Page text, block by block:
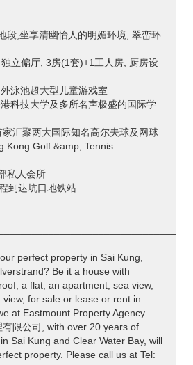
段,坐享清幽怡人的明媚环境, 翠峦环
立偏厅, 3房(1套)+1工人房, 厨房设
泳池超大型儿童游戏室
科技大学及多所名声极盛的国际学
汇聚两大国际知名高尔夫球及网球
Kong Golf &amp; Tennis
私人会所
到达坑口地铁站
perfect property in Sai Kung,
Be it a house with
a flat, an apartment, sea view,
for sale or lease or rent in
at Eastmount Property Agency
限公司, with over 20 years of
Sai Kung and Clear Water Bay, will
property. Please call us at Tel: